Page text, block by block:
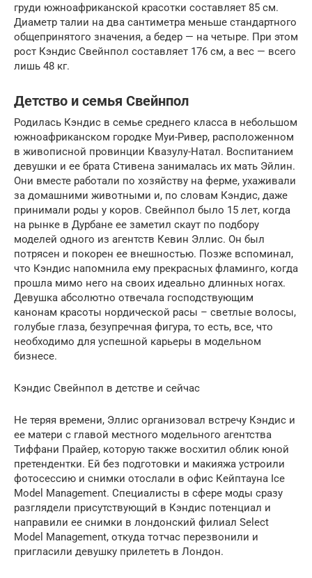
груди южноафриканской красотки составляет 85 см.
Диаметр талии на два сантиметра меньше стандартного
общепринятого значения, а бедер — на четыре. При этом
рост Кэндис Свейнпол составляет 176 см, а вес — всего
лишь 48 кг.
Детство и семья Свейнпол
Родилась Кэндис в семье среднего класса в небольшом
южноафриканском городке Муи-Ривер, расположенном
в живописной провинции Квазулу-Натал. Воспитанием
девушки и ее брата Стивена занималась их мать Эйлин.
Они вместе работали по хозяйству на ферме, ухаживали
за домашними животными и, по словам Кэндис, даже
принимали роды у коров. Свейнпол было 15 лет, когда
на рынке в Дурбане ее заметил скаут по подбору
моделей одного из агентств Кевин Эллис. Он был
потрясен и покорен ее внешностью. Позже вспоминал,
что Кэндис напомнила ему прекрасных фламинго, когда
прошла мимо него на своих идеально длинных ногах.
Девушка абсолютно отвечала господствующим
канонам красоты нордической расы – светлые волосы,
голубые глаза, безупречная фигура, то есть, все, что
необходимо для успешной карьеры в модельном
бизнесе.
Кэндис Свейнпол в детстве и сейчас
Не теряя времени, Эллис организовал встречу Кэндис и
ее матери с главой местного модельного агентства
Тиффани Прайер, которую также восхитил облик юной
претендентки. Ей без подготовки и макияжа устроили
фотосессию и снимки отослали в офис Кейптауна Ice
Model Management. Специалисты в сфере моды сразу
разглядели присутствующий в Кэндис потенциал и
направили ее снимки в лондонский филиал Select
Model Management, откуда тотчас перезвонили и
пригласили девушку прилететь в Лондон.